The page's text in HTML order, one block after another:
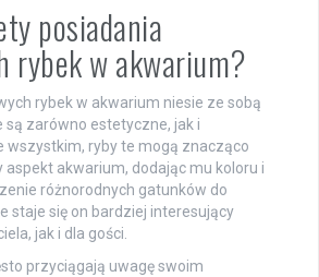
posiadania
rybek w akwarium?
rybek w akwarium niesie ze sobą
są zarówno estetyczne, jak i
wszystkim, ryby te mogą znacząco
akwarium, dodając mu koloru i
różnorodnych gatunków do
staje się on bardziej interesujący
jak i dla gości.
przyciągają uwagę swoim